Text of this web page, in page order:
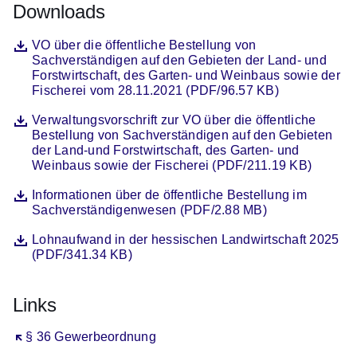
Downloads
DateiVO über die öffentliche Bestellung von
Sachverständigen auf den Gebieten der Land- und
Forstwirtschaft, des Garten- und Weinbaus sowie der
Fischerei vom 28.11.2021 (PDF/96.57 KB)
Öffnet sich in einem neuen Fenster
DateiVerwaltungsvorschrift zur VO über die öffentliche
Bestellung von Sachverständigen auf den Gebieten
der Land-und Forstwirtschaft, des Garten- und
Weinbaus sowie der Fischerei (PDF/211.19 KB)
Öffnet sich in einem neuen Fenster
DateiInformationen über de öffentliche Bestellung im
Sachverständigenwesen (PDF/2.88 MB)
Öffnet sich in einem neuen Fenster
DateiLohnaufwand in der hessischen Landwirtschaft 2025
(PDF/341.34 KB)
Öffnet sich in einem neuen Fenster
Links
§ 36 Gewerbeordnung
Öffnet sich in einem neuen Fenster